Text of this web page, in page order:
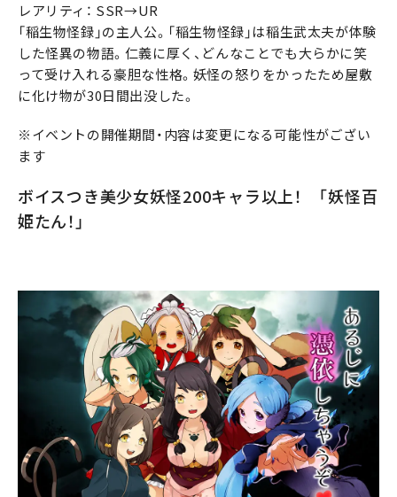
レアリティ： SSR→UR
「稲生物怪録」の主人公。「稲生物怪録」は稲生武太夫が体験
した怪異の物語。仁義に厚く、どんなことでも大らかに笑
って受け入れる豪胆な性格。妖怪の怒りをかったため屋敷
に化け物が30日間出没した。
※イベントの開催期間・内容は変更になる可能性がござい
ます
ボイスつき美少女妖怪200キャラ以上！ 「妖怪百
姫たん！」